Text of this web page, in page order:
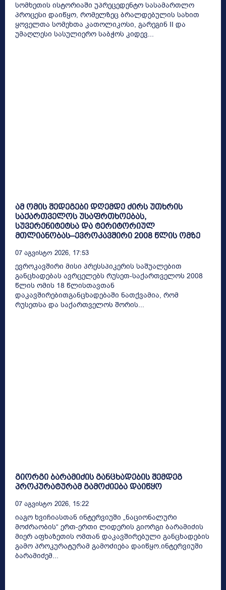
სომხეთის ისტორიაში უპრეცედენტო სასამართლო
პროცესი დაიწყო, რომელზეც ბრალდებულის სახით
ყოველთა სომეხთა კათოლიკოსი, გარეგინ II და
უმაღლესი სასულიერო საბჭოს კიდევ...
ამ ომის შედეგები დღემდე ძირს უთხრის
საქართველოს უსაფრთხოებას,
სუვერენიტეტსა და ტერიტორიულ
მთლიანობას–ევროკავშირი 2008 წლის ომზე
07 Აგვისტო 2026, 17:53
ევროკავშირი მისი პრესსპიკერის საშუალებით
განცხადებას ავრცელებს რუსეთ-საქართველოს 2008
წლის ომის 18 წლისთავთან
დაკავშირებითგანცხადებაში ნათქვამია, რომ
რუსეთსა და საქართველოს შორის...
გიორგი ბარამიძის განცხადების შემდეგ
პროკურატურამ გამოძიება დაიწყო
07 Აგვისტო 2026, 15:22
იაგო ხვიჩიასთან ინტერვიუში „ნაციონალური
მოძრაობის“ ერთ-ერთი ლიდერის გიორგი ბარამიძის
მიერ აფხაზეთის ომთან დაკავშირებული განცხადების
გამო პროკურატურამ გამოძიება დაიწყო.ინტერვიუში
ბარამიძემ...